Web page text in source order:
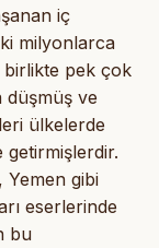
iç
milyonlarca
birlikte pek çok
düşmüş ve
ülkelerde
getirmişlerdir.
gibi
eserlerinde
bu